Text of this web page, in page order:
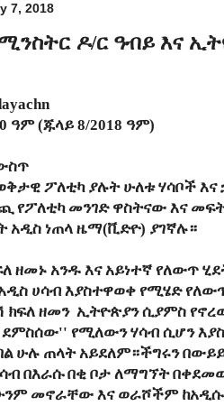
7, 2018
ዶ/ር ዓብይ እና
ዓም (ጁላይ 8/2018 ዓም)
ፖለቲካ ያሉት ሁለቱ ሃሳቦች እና
የፖለቲካ መንገድ ዋስትናው እና
አዲስ ነጠላ ዜማ(ቪድዮ) ያገኛሉ።
ዘመኑ አንዱ እና አይነተኛ የለውጥ
ሀሳብ እያስተዋወቀ የሚሄድ
ዘመን ኢትዮጵያን ሲያምስ
ደምስሰው'' የሚለውን ሃሳብ ሲሆን
ሁሉ ጠላት አይደለም።ችግሩን
በእራሱ በቂ ቦታ ለማግኘት
መኖራቸው እና ወራሾችም